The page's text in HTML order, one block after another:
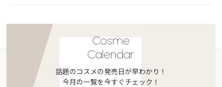
Cosme
Calendar
話題のコスメの発売日が早わかり！
今月の一覧を今すぐチェック！